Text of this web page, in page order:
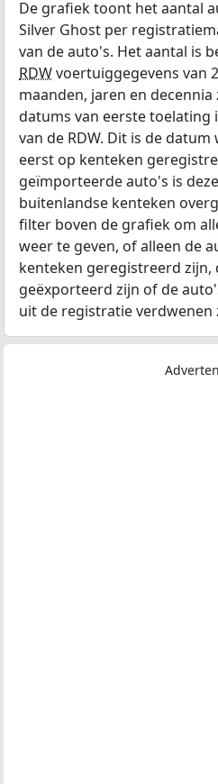
De grafiek toont het aantal
Silver Ghost per
van de auto's. Het aantal is
RDWvoertuiggegevens van
maanden, jaren en
datums van eerste
van de RDW. Dit is de
eerst op kenteken
geïmporteerde auto's is
buitenlandse kenteken
filter boven de grafiek om
weer te geven, of alleen de
kenteken geregistreerd zijn,
geëxporteerd zijn of de
uit de registratie verdwenen